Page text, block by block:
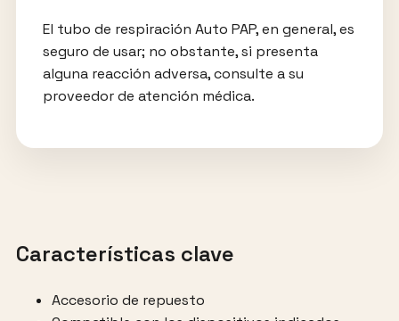
El tubo de respiración Auto PAP, en general, es
seguro de usar; no obstante, si presenta
alguna reacción adversa, consulte a su
proveedor de atención médica.
Características clave
Accesorio de repuesto